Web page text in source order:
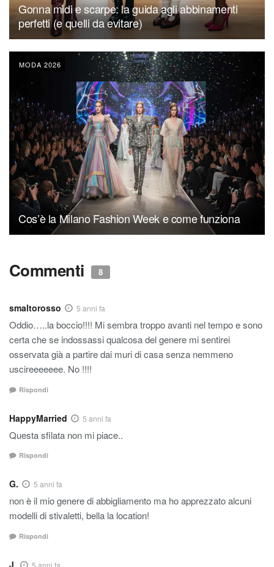
Gonna midi e scarpe: la guida agli abbinamenti
perfetti (e quelli da evitare)
MODA 2026
Cos’è la Milano Fashion Week e come funziona
Commenti 8
smaltorosso 5 anni fa
Oddio…..la boccio!!!! Mi sembra troppo avanti nel tempo e sono
certa che se indossassi qualcosa del genere mi sentirei
osservata già a partire dai muri di casa senza nemmeno
uscireeeeeee. No !!!!
Rispondi
HappyMarried 5 anni fa
Questa sfilata non mi piace..
Rispondi
G. 5 anni fa
non è il mio genere di abbigliamento ma ho apprezzato alcuni
modelli di stivaletti, bella la location!
Rispondi
J. 5 anni fa